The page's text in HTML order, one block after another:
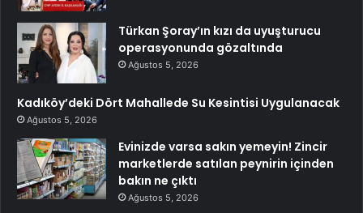
Türkan Şoray’ın kızı da uyuşturucu
operasyonunda gözaltında
Ağustos 5, 2026
Kadıköy’deki Dört Mahallede Su Kesintisi Uygulanacak
Ağustos 5, 2026
Evinizde varsa sakın yemeyin! Zincir
marketlerde satılan peynirin içinden
bakın ne çıktı
Ağustos 5, 2026